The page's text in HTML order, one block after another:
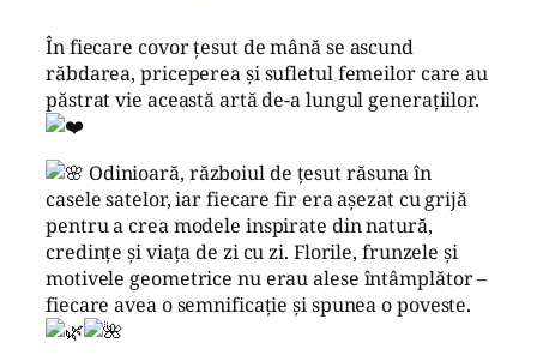
În fiecare covor țesut de mână se ascund
răbdarea, priceperea și sufletul femeilor care au
păstrat vie această artă de-a lungul generațiilor.
Odinioară, războiul de țesut răsuna în
casele satelor, iar fiecare fir era așezat cu grijă
pentru a crea modele inspirate din natură,
credințe și viața de zi cu zi. Florile, frunzele și
motivele geometrice nu erau alese întâmplător –
fiecare avea o semnificație și spunea o poveste.